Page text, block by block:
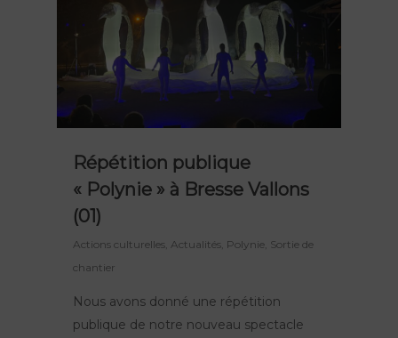
Répétition publique
« Polynie » à Bresse Vallons
(01)
Actions culturelles Actualités Polynie Sortie de
chantier
Nous avons donné une répétition
publique de notre nouveau spectacle